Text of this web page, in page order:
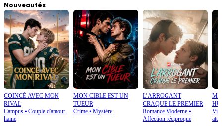
Nouveautés
COINCÉ AVEC MON
RIVAL
Campus ⦁ Couple d'amour-
haine
MON CIBLE EST UN
TUEUR
Crime⦁ Mystère
L’ARROGANT
CRAQUE LE PREMIER
Romance Moderne⦁
Affection réciproque
Vie